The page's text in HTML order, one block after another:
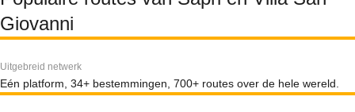
Giovanni
Uitgebreid netwerk
Eén platform, 34+ bestemmingen, 700+ routes over de hele wereld.